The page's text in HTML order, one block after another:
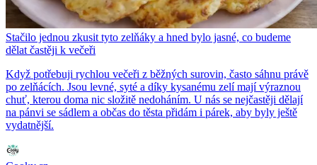
Stačilo jednou zkusit tyto zelňáky a hned bylo jasné, co budeme
dělat častěji k večeři
Když potřebuji rychlou večeři z běžných surovin, často sáhnu právě
po zelňácích. Jsou levné, syté a díky kysanému zelí mají výraznou
chuť, kterou doma nic složitě nedoháním. U nás se nejčastěji dělají
na pánvi se sádlem a občas do těsta přidám i párek, aby byly ještě
vydatnější.